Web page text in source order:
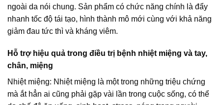
ngoài da nói chung. Sản phẩm có chức năng chính là đẩy
nhanh tốc độ tái tạo, hình thành mô mới cùng với khả năng
giảm đau tức thì và kháng viêm.
Hỗ trợ hiệu quả trong điều trị bệnh nhiệt miệng và tay,
chân, miệng
Nhiệt miệng: Nhiệt miệng là một trong những triệu chứng
mà ắt hẳn ai cũng phải gặp vài lần trong cuộc sống, có thể